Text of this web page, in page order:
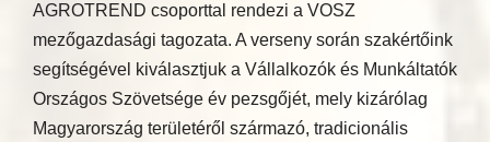
AGROTREND csoporttal rendezi a VOSZ
mezőgazdasági tagozata. A verseny során szakértőink
segítségével kiválasztjuk a Vállalkozók és Munkáltatók
Országos Szövetsége év pezsgőjét, mely kizárólag
Magyarország területéről származó, tradicionális